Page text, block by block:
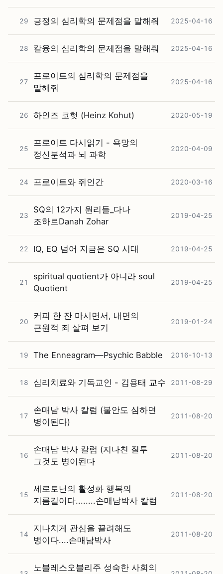
29 긍정의 심리학의 문제점을 말해줘 2025-04-16
28 칼융의 심리학의 문제점을 말해줘 2025-04-16
27
프로이트의 심리학의 문제점을
말해줘
2025-04-16
26 하인즈 코헛 (Heinz Kohut) 2020-05-19
25
프로이트 다시읽기 - 욕망의
정신분석과 뇌 과학
2020-04-09
24 프로이트와 쥐인간 2020-03-16
23
SQ의 12가지 원리들_다나
조하르Danah Zohar
2019-04-25
22 IQ, EQ 넘어 지금은 SQ 시대 2019-04-25
21
spiritual quotient가 아니라 soul
Quotient
2019-04-25
20
커피 한 잔 마시면서, 내면의
근원적 죄 살펴 보기
2019-01-24
19 The Enneagram—Psychic Babble 2016-10-13
18 심리치료와 기독교인 - 김용태 교수 2011-08-29
17
손매남 박사 칼럼 (불안도 심하면
병이된다)
2011-08-20
16
손매남 박사 칼럼 (지나친 질투
그것도 병이된다
2011-08-20
15
세로토닌의 활성화 행복의
지름길이다........손매남박사 칼럼
2011-08-20
14
지나치게 관심을 끌려해도
병이다....손매남박사
2011-08-20
노블레스오블리주 성숙한 사회의